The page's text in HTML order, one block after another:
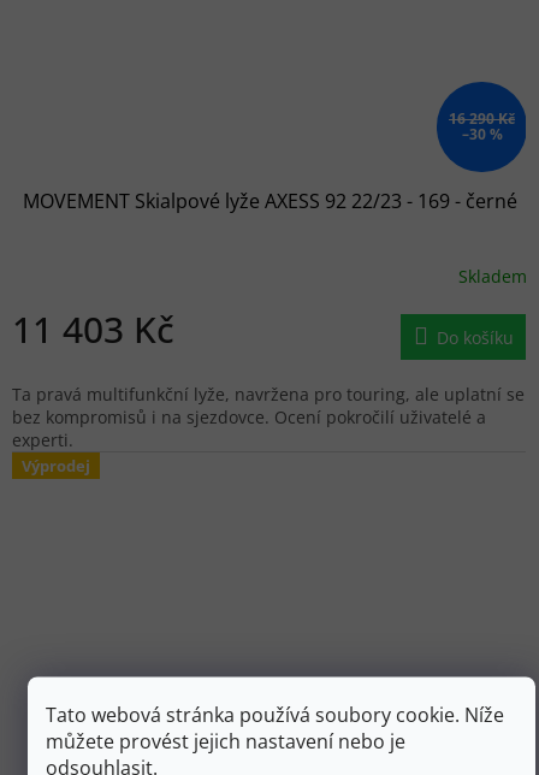
Tato webová stránka používá soubory cookie. Níže
můžete provést jejich nastavení nebo je
odsouhlasit.
16 290 Kč
–30 %
MOVEMENT Skialpové lyže AXESS 92 22/23 - 169 - černé
Skladem
11 403 Kč Do košíku
Ta pravá multifunkční lyže, navržena pro touring, ale uplatní se
bez kompromisů i na sjezdovce. Ocení pokročilí uživatelé a
experti.
Výprodej